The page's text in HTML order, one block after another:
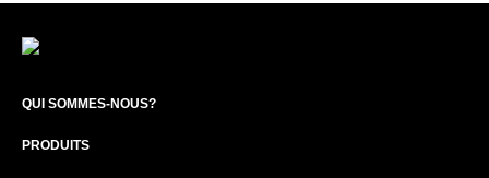
QUI SOMMES-NOUS?
PRODUITS